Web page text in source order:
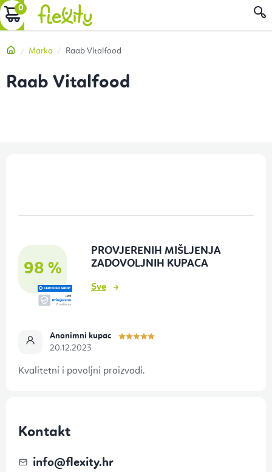
Preskoči
na
KOŠARICA
Početna
Marka Raab Vitalfood
Raab Vitalfood
98 %
PROVJERENIH MIŠLJENJA
ZADOVOLJNIH KUPACA
Sve
Anonimni kupac
20.12.2023
Kvalitetni i povoljni proizvodi.
Kontakt
info@flexity.hr